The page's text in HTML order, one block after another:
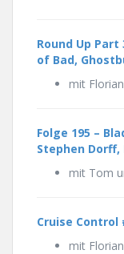
Round Up Part
of Bad,
mit
Folge 195 –
Stephen Dorff,
mit Tom
Cruise Control
mit